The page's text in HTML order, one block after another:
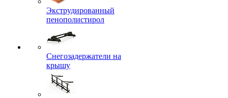
Экструдированный
пенополистирол
Снегозадержатели на
крышу